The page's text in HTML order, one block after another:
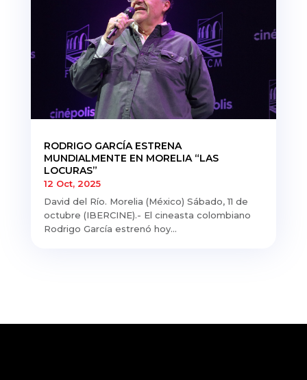
RODRIGO GARCÍA ESTRENA
MUNDIALMENTE EN MORELIA “LAS
LOCURAS”
12 Oct, 2025
David del Río. Morelia (México) Sábado, 11 de
octubre (IBERCINE).- El cineasta colombiano
Rodrigo García estrenó hoy...